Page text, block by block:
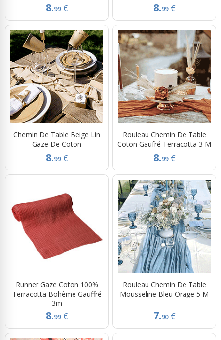
8.99 € 8.99 €
Chemin De Table Beige Lin
Gaze De Coton
8.99 €
Rouleau Chemin De Table
Coton Gaufré Terracotta 3 M
8.99 €
Runner Gaze Coton 100%
Terracotta Bohème Gauffré
3m
8.99 €
Rouleau Chemin De Table
Mousseline Bleu Orage 5 M
7.90 €